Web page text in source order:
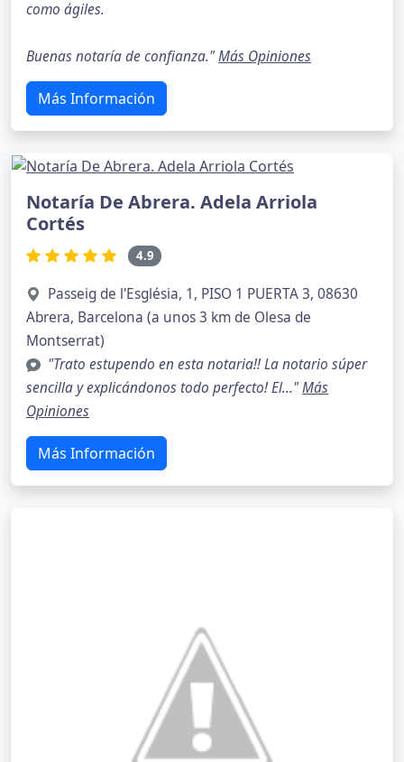
como ágiles.
Buenas notaría de confianza."Más Opiniones
Más Información
Notaría De Abrera. Adela Arriola
Cortés
4.9
Passeig de l'Església, 1, PISO 1 PUERTA 3, 08630
Abrera, Barcelona (a unos 3 km de Olesa de
Montserrat)
"Trato estupendo en esta notaria!! La notario súper
sencilla y explicándonos todo perfecto! El..."Más
Opiniones
Más Información